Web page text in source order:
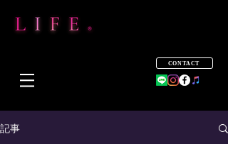
CONTACT
記事